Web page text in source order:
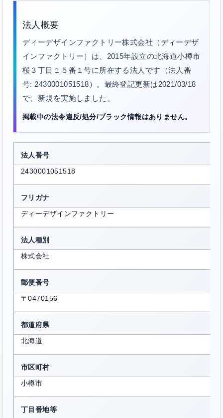
法人概要
ディーデザインファクトリー株式会社（ディーデザ
インファクトリー）は、2015年設立の北海道小樽市
桜３丁目１５番１号に所在する法人です（法人番
号: 2430001051518）。最終登記更新は2021/03/18
で、新規を実施しました。
掲載中の法令違反/処分/ブラック情報はありません。
法人番号
2430001051518
フリガナ
ディーデザインファクトリー
法人種別
株式会社
郵便番号
〒0470156
都道府県
北海道
市区町村
小樽市
丁目番地等